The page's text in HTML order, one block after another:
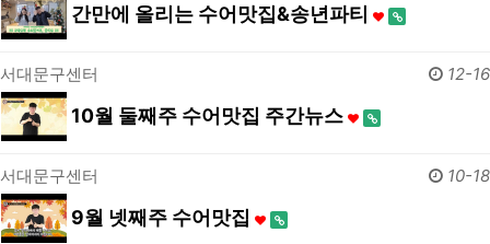
간만에 올리는 수어맛집&송년파티
서대문구센터 12-16
10월 둘째주 수어맛집 주간뉴스
서대문구센터 10-18
9월 넷째주 수어맛집